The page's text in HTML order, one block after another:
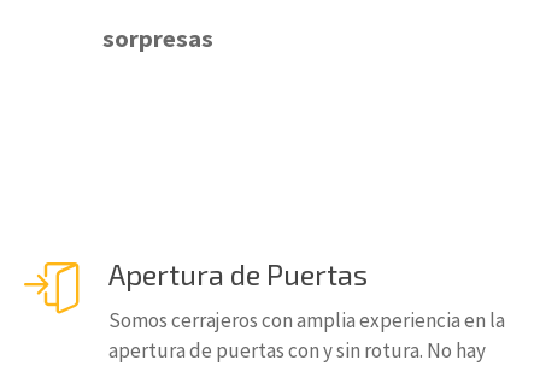
sorpresas
Apertura de Puertas
Somos cerrajeros con amplia experiencia en la
apertura de puertas con y sin rotura. No hay